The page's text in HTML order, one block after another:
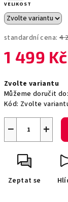
VELIKOST
standardní cena: 4
1 499 Kč
cena:
Zvolte variantu
Můžeme doručit do:
Kód: Zvolte
+
−
Zeptat se